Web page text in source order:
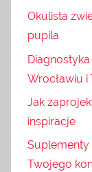
Okulista
pupila
Wrocławiu i
Jak
inspiracje
Suplementy
Twojego